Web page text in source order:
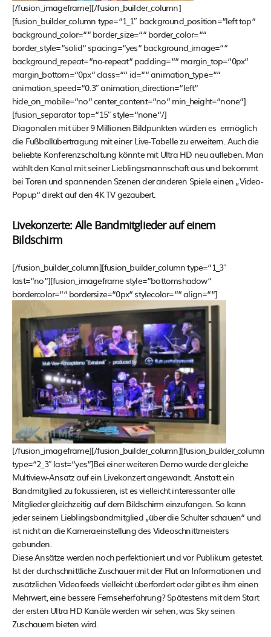
[/fusion_imageframe][/fusion_builder_column]
[fusion_builder_column type=“1_1″ background_position=“left top“
background_color=““ border_size=““ border_color=““
border_style=“solid“ spacing=“yes“ background_image=““
background_repeat=“no-repeat“ padding=““ margin_top=“0px“
margin_bottom=“0px“ class=““ id=““ animation_type=““
animation_speed=“0.3″ animation_direction=“left“
hide_on_mobile=“no“ center_content=“no“ min_height=“none“]
[fusion_separator top=“15″ style=“none“/]
Diagonalen mit über 9 Millionen Bildpunkten würden es ermöglich
die Fußballübertragung mit einer Live-Tabelle zu erweitern. Auch die
beliebte Konferenzschaltung könnte mit Ultra HD neu aufleben. Man
wählt den Kanal mit seiner Lieblingsmannschaft aus und bekommt
bei Toren und spannenden Szenen der anderen Spiele einen „Video-
Popup“ direkt auf den 4K TV gezaubert.
Livekonzerte: Alle Bandmitglieder auf einem
Bildschirm
[/fusion_builder_column][fusion_builder_column type=“1_3″
last=“no“][fusion_imageframe style=“bottomshadow“
bordercolor=““ bordersize=“0px“ stylecolor=““ align=““]
[/fusion_imageframe][/fusion_builder_column][fusion_builder_column
type=“2_3″ last=“yes“]Bei einer weiteren Demo wurde der gleiche
Multiview-Ansatz auf ein Livekonzert angewandt. Anstatt ein
Bandmitglied zu fokussieren, ist es vielleicht interessanter alle
Mitglieder gleichzeitig auf dem Bildschirm einzufangen. So kann
jeder seinem Lieblingsbandmitglied „über die Schulter schauen“ und
ist nicht an die Kameraeinstellung des Videoschnittmeisters
gebunden.
Diese Ansätze werden noch perfektioniert und vor Publikum getestet.
Ist der durchschnittliche Zuschauer mit der Flut an Informationen und
zusätzlichen Videofeeds vielleicht überfordert oder gibt es ihm einen
Mehrwert, eine bessere Fernseherfahrung? Spätestens mit dem Start
der ersten Ultra HD Kanäle werden wir sehen, was Sky seinen
Zuschauern bieten wird.